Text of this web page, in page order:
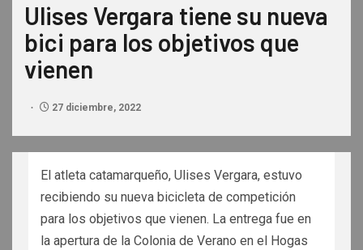
Ulises Vergara tiene su nueva
bici para los objetivos que
vienen
27 diciembre, 2022
El atleta catamarqueño, Ulises Vergara, estuvo
recibiendo su nueva bicicleta de competición
para los objetivos que vienen. La entrega fue en
la apertura de la Colonia de Verano en el Hogas